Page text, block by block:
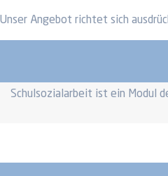
Unser Angebot richtet sich
Schulsozialarbeit ist ein Modul